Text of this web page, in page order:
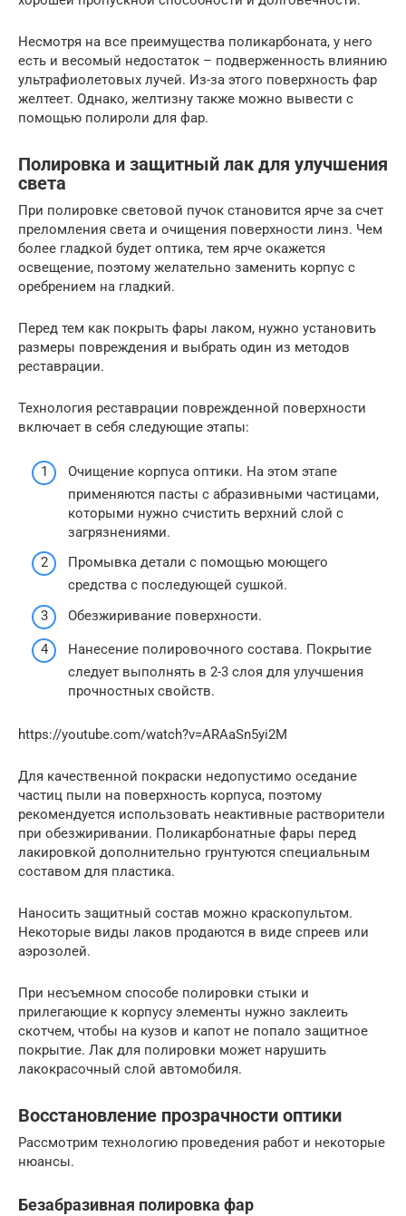
Несмотря на все преимущества поликарбоната, у него
есть и весомый недостаток – подверженность влиянию
ультрафиолетовых лучей. Из-за этого поверхность фар
желтеет. Однако, желтизну также можно вывести с
помощью полироли для фар.
Полировка и защитный лак для улучшения
света
При полировке световой пучок становится ярче за счет
преломления света и очищения поверхности линз. Чем
более гладкой будет оптика, тем ярче окажется
освещение, поэтому желательно заменить корпус с
оребрением на гладкий.
Перед тем как покрыть фары лаком, нужно установить
размеры повреждения и выбрать один из методов
реставрации.
Технология реставрации поврежденной поверхности
включает в себя следующие этапы:
Очищение корпуса оптики. На этом этапе
применяются пасты с абразивными частицами,
которыми нужно счистить верхний слой с
загрязнениями.
Промывка детали с помощью моющего
средства с последующей сушкой.
Обезжиривание поверхности.
Нанесение полировочного состава. Покрытие
следует выполнять в 2-3 слоя для улучшения
прочностных свойств.
https://youtube.com/watch?v=ARAaSn5yi2M
Для качественной покраски недопустимо оседание
частиц пыли на поверхность корпуса, поэтому
рекомендуется использовать неактивные растворители
при обезжиривании. Поликарбонатные фары перед
лакировкой дополнительно грунтуются специальным
составом для пластика.
Наносить защитный состав можно краскопультом.
Некоторые виды лаков продаются в виде спреев или
аэрозолей.
При несъемном способе полировки стыки и
прилегающие к корпусу элементы нужно заклеить
скотчем, чтобы на кузов и капот не попало защитное
покрытие. Лак для полировки может нарушить
лакокрасочный слой автомобиля.
Восстановление прозрачности оптики
Рассмотрим технологию проведения работ и некоторые
нюансы.
Безабразивная полировка фар